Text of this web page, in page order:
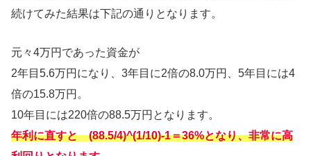
続けてみた結果は下記の通りとなります。
元々4万円であった資金が
2年目5.6万円になり、3年目に2倍の8.0万円、5年目には4
倍の15.8万円。
10年目には220倍の88.5万円となります。
年利に直すと (88.5/4)^(1/10)-1＝36%となり、非常に高